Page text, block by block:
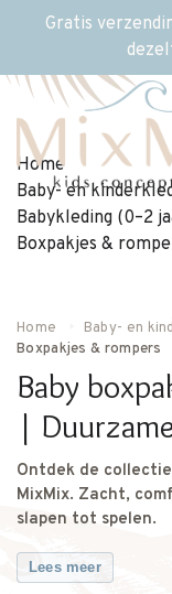
Gratis
Home
Baby- en
Babykleding (0–2
Boxpakjes &
Home Baby- en
Boxpakjes & rompers
Baby
|
Ontdek de collectie
MixMix. Zacht,
slapen tot spelen.
Lees meer